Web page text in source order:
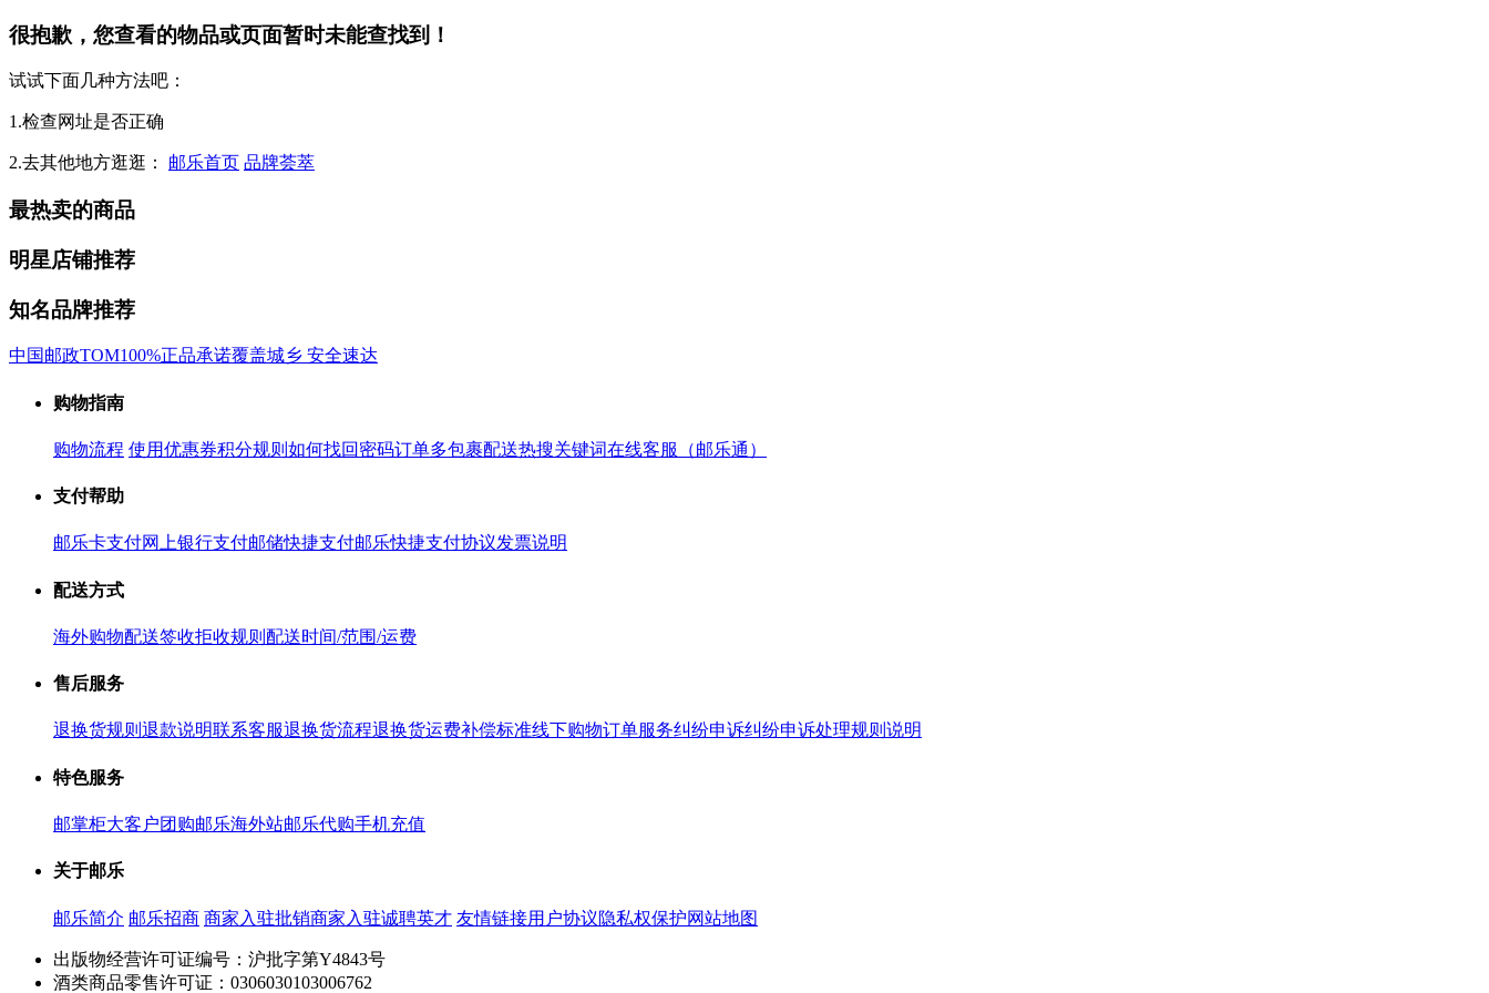
很抱歉，您查看的物品或页面暂时未能查找到！
试试下面几种方法吧：
1.检查网址是否正确
2.去其他地方逛逛： 邮乐首页 品牌荟萃
最热卖的商品
明星店铺推荐
知名品牌推荐
中国邮政TOM100%正品承诺覆盖城乡 安全速达
购物指南
购物流程 使用优惠券积分规则 如何找回密码订单多包裹配送热搜关键词在线客服（邮乐通）
支付帮助
邮乐卡支付网上银行支付邮储快捷支付邮乐快捷支付协议发票说明
配送方式
海外购物配送签收拒收规则 配送时间/范围/运费
售后服务
退换货规则 退款说明联系客服退换货流程退换货运费补偿标准线下购物订单服务纠纷申诉纠纷申诉处理规则说明
特色服务
邮掌柜大客户团购邮乐海外站邮乐代购手机充值
关于邮乐
邮乐简介 邮乐招商 商家入驻批销商家入驻诚聘英才 友情链接用户协议隐私权保护网站地图
出版物经营许可证编号：沪批字第Y4843号
酒类商品零售许可证：0306030103006762